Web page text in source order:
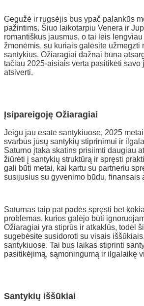
Gegužė ir rugsėjis bus ypač palankūs
pažintims. Šiuo laikotarpiu Venera ir
romantiškus jausmus, o tai leis
žmonėmis, su kuriais galėsite užmegzti
santykius. Ožiaragiai dažnai būna
tačiau 2025-aisiais verta pasitikėti savo
atsiverti.
Įsipareigoję Ožiaragiai
Jeigu jau esate santykiuose, 2025
svarbūs jūsų santykių stiprinimui ir
Saturno įtaka skatins prisiimti daugiau
žiūrėti į santykių struktūrą ir spręsti
gali būti metai, kai kartu su partneriu
susijusius su gyvenimo būdu, finansais
Saturnas taip pat padės spręsti bet
problemas, kurios galėjo būti
Ožiaragiai yra stiprūs ir atkaklūs, todėl
sugebėsite susidoroti su visais
santykiuose. Tai bus laikas stiprinti
pasitikėjimą, sąmoningumą ir ilgalaikę
Santykių iššūkiai